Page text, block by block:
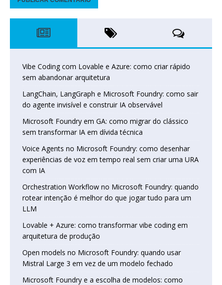
Vibe Coding com Lovable e Azure: como criar rápido
sem abandonar arquitetura
LangChain, LangGraph e Microsoft Foundry: como sair
do agente invisível e construir IA observável
Microsoft Foundry em GA: como migrar do clássico
sem transformar IA em dívida técnica
Voice Agents no Microsoft Foundry: como desenhar
experiências de voz em tempo real sem criar uma URA
com IA
Orchestration Workflow no Microsoft Foundry: quando
rotear intenção é melhor do que jogar tudo para um
LLM
Lovable + Azure: como transformar vibe coding em
arquitetura de produção
Open models no Microsoft Foundry: quando usar
Mistral Large 3 em vez de um modelo fechado
Microsoft Foundry e a escolha de modelos: como